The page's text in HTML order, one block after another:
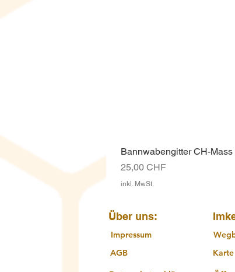
Bannwabengitter CH-
Preis
25,00 CHF
inkl. MwSt.
Über uns:
Impressum
AGB
Karte